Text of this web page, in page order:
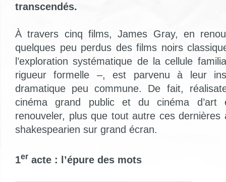
transcendés.
À travers cinq films, James Gray, en
quelques peu perdus des films noirs
l’exploration systématique de la cellule
rigueur formelle –, est parvenu à leur
dramatique peu commune. De fait,
cinéma grand public et du cinéma
renouveler, plus que tout autre ces dernières
shakespearien sur grand écran.
1er acte : l’épure des mots